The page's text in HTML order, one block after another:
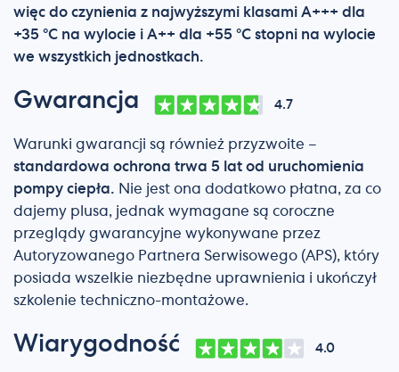
więc do czynienia z najwyższymi klasami A+++ dla
+35 °C na wylocie i A++ dla +55 °C stopni na wylocie
we wszystkich jednostkach.
Gwarancja 4.7
Warunki gwarancji są również przyzwoite –
standardowa ochrona trwa 5 lat od uruchomienia
pompy ciepła. Nie jest ona dodatkowo płatna, za co
dajemy plusa, jednak wymagane są coroczne
przeglądy gwarancyjne wykonywane przez
Autoryzowanego Partnera Serwisowego (APS), który
posiada wszelkie niezbędne uprawnienia i ukończył
szkolenie techniczno-montażowe.
Wiarygodność 4.0